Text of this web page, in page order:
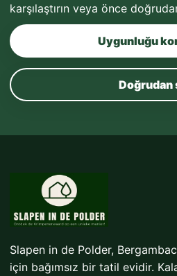
karşılaştırın veya önce
Uygunluğu
Doğrudan
Slapen in de Polder,
için bağımsız bir tatil evidir.